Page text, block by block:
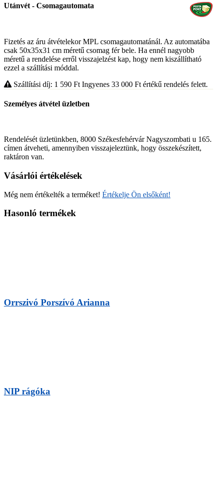
Utánvét - Csomagautomata
Fizetés az áru átvételekor MPL csomagautomatánál. Az automatába
csak 50x35x31 cm méretű csomag fér bele. Ha ennél nagyobb
méretű a rendelése erről visszajelzést kap, hogy nem kiszállítható
ezzel a szállítási móddal.
Szállítási díj: 1 590 Ft Ingyenes 33 000 Ft értékű rendelés felett.
Személyes átvétel üzletben
Rendelését üzletünkben, 8000 Székesfehérvár Nagyszombati u 165.
címen átveheti, amennyiben visszajeleztünk, hogy összekészített,
raktáron van.
Vásárlói értékelések
Még nem értékelték a terméket! Értékelje Ön elsőként!
Hasonló termékek
Orrszivó Porszívó Arianna
NIP rágóka